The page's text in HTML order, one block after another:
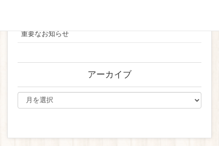
重要なお知らせ
アーカイブ